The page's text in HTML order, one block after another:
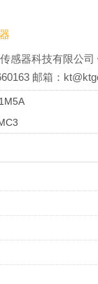
感器科技有限公司
邮箱：